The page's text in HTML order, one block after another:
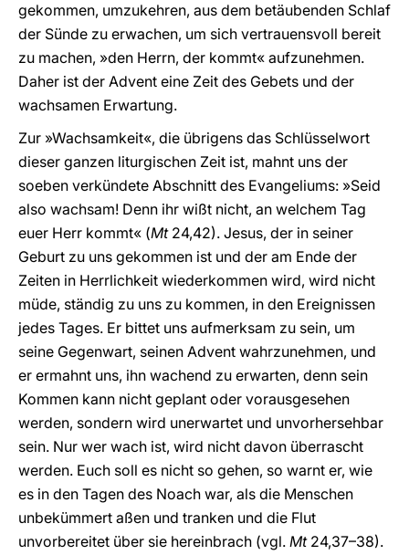
gekommen, umzukehren, aus dem betäubenden Schlaf
der Sünde zu erwachen, um sich vertrauensvoll bereit
zu machen, »den Herrn, der kommt« aufzunehmen.
Daher ist der Advent eine Zeit des Gebets und der
wachsamen Erwartung.
Zur »Wachsamkeit«, die übrigens das Schlüsselwort
dieser ganzen liturgischen Zeit ist, mahnt uns der
soeben verkündete Abschnitt des Evangeliums: »Seid
also wachsam! Denn ihr wißt nicht, an welchem Tag
euer Herr kommt« (Mt24,42). Jesus, der in seiner
Geburt zu uns gekommen ist und der am Ende der
Zeiten in Herrlichkeit wiederkommen wird, wird nicht
müde, ständig zu uns zu kommen, in den Ereignissen
jedes Tages. Er bittet uns aufmerksam zu sein, um
seine Gegenwart, seinen Advent wahrzunehmen, und
er ermahnt uns, ihn wachend zu erwarten, denn sein
Kommen kann nicht geplant oder vorausgesehen
werden, sondern wird unerwartet und unvorhersehbar
sein. Nur wer wach ist, wird nicht davon überrascht
werden. Euch soll es nicht so gehen, so warnt er, wie
es in den Tagen des Noach war, als die Menschen
unbekümmert aßen und tranken und die Flut
unvorbereitet über sie hereinbrach (vgl. Mt24,37–38).